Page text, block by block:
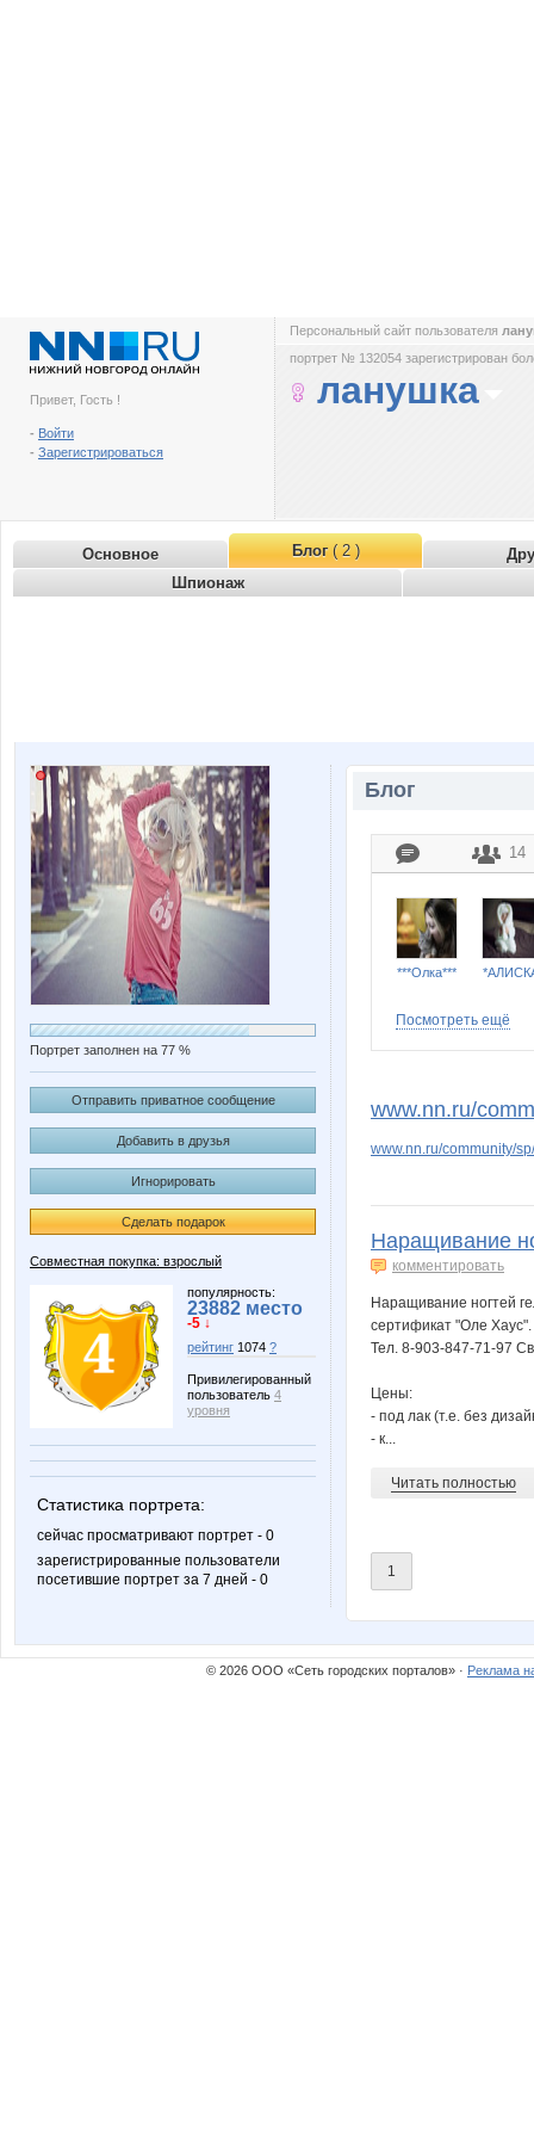
Привет, Гость !
- Войти
- Зарегистрироваться
Персональный сайт пользователя
портрет № 132054 зарегистрирован
ланушка
Основное Блог( 2 )
Шпионаж
Портрет заполнен на 77 %
Отправить приватное сообщение
Добавить в друзья
Игнорировать
Сделать подарок
Совместная покупка: взрослый
популярность:
23882 место
-5 ↓
рейтинг 1074 ?
Привилегированный
пользователь 4
уровня
Статистика портрета:
сейчас просматривают портрет - 0
зарегистрированные пользователи
посетившие портрет за 7 дней - 0
Блог
14
***Олка***
Посмотреть ещё
www.nn.ru/
www.nn.ru/community/
Наращивание
комментировать
Наращивание ногтей
сертификат "Оле
Тел. 8-903-847-71-97
Цены:
- под лак (т.е. без
- к...
Читать полностью
1
© 2026 ООО «Сеть городских порталов» · Реклама